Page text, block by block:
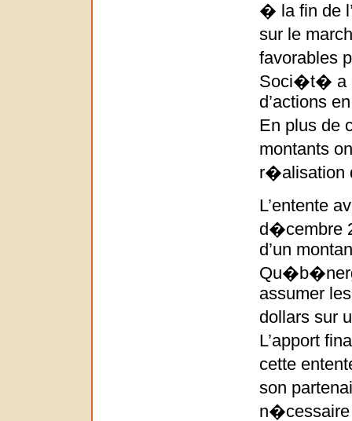
� la fin de
sur le
favorables
Soci�t� a
d’actions
En plus de
montants
r�alisation
L’entente
d�cembre
d’un
assumer
dollars sur
L’apport
cette
son
n�cessaire